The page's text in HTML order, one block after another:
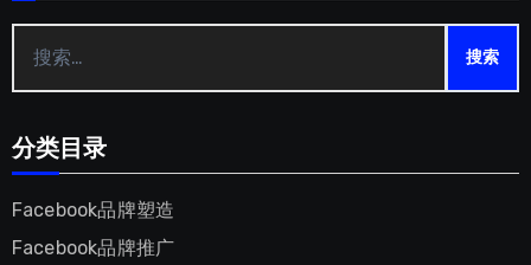
索：
分类目录
Facebook品牌塑造
Facebook品牌推广